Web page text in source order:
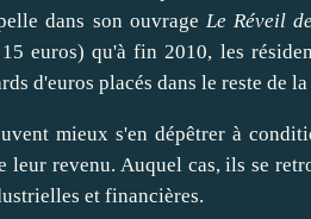
dans son ouvrage Le Réveil
euros) qu'à fin 2010, les
d'euros placés dans le reste de la
mieux s'en dépêtrerà
leur revenu. Auquel cas, ils se
et financières.